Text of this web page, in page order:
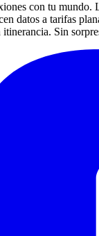
con tu mundo.
datos a tarifas
Sin